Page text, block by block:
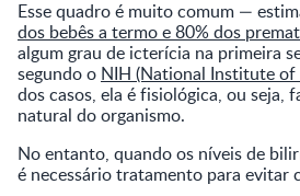
Esse quadro é muito comum —
dos bebês a termo e 80% dos
algum grau de icterícia na primeira
segundo o NIH (National Institute of
dos casos, ela é fisiológica, ou seja,
natural do organismo.
No entanto, quando os níveis de
é necessário tratamento para evitar